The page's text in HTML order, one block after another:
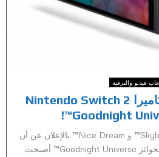
فيديو والترفيه
‏تمت إضافة دعم كاميرا Nintendo Switch 2
تُسعد شركتا Skybound Games™ و Nice Dream™ بالإعلان عن أن
لعبة السرد الحائزة على الجوائز Goodnight Universe™ أصبحت